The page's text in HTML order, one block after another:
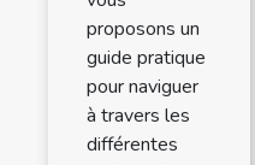
proposons un
guide pratique
pour naviguer
à travers les
différentes